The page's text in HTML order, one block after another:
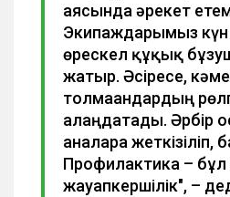
аясында әрекет
Экипаждарымыз күн
өрескел құқық
жатыр. Әсіресе,
толмағандардың
алаңдатады. Әрбір
аналарға
Профилактика – бұл
жауапкершілік", –